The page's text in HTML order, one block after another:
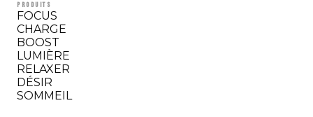
PRODUITS
FOCUS
CHARGE
BOOST
LUMIÈRE
RELAXER
DÉSIR
SOMMEIL